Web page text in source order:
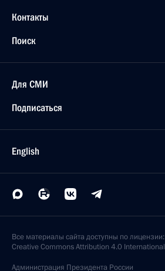
Контакты
Поиск
Для СМИ
Подписаться
English
Все материалы сайта доступны по лицензии:
Creative Commons Attribution 4.0 International
Администрация Президента России